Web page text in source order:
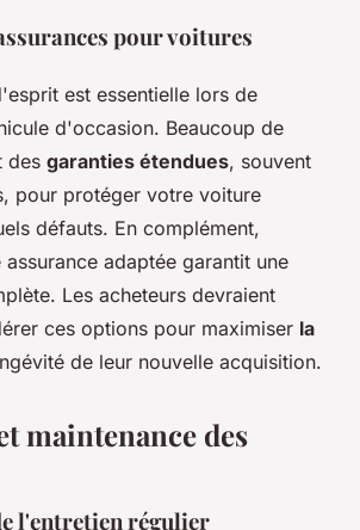
pour voitures
est essentielle lors de
d'occasion. Beaucoup de
des garanties étendues, souvent
pour protéger votre voiture
défauts. En complément,
assurance adaptée garantit une
Les acheteurs devraient
ces options pour maximiser la
de leur nouvelle acquisition.
maintenance des
l'entretien régulier